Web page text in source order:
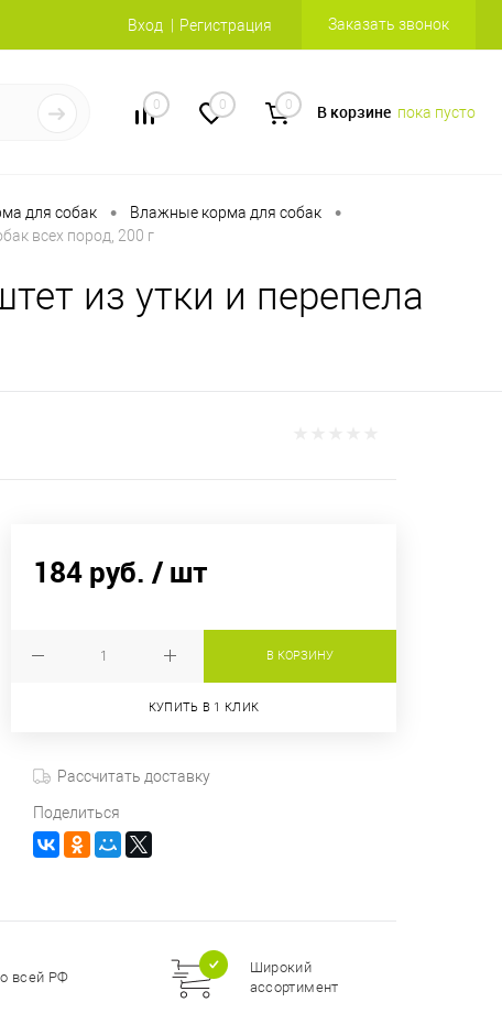
Вход Регистрация Заказать звонок
0 0 0 В корзине пока пусто
для собак • Влажные корма для собак •
всех пород, 200 г
из утки и перепела
184 руб. / шт
В КОРЗИНУ
КУПИТЬ В 1 КЛИК
Рассчитать доставку
Поделиться
всей РФ
Широкий
ассортимент